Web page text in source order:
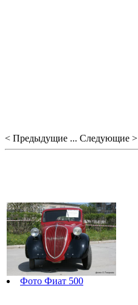
< Предыдущие ... Следующие >
Фото Фиат 500